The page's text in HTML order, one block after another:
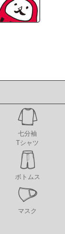
七分袖
Tシャツ
ボトムス
マスク